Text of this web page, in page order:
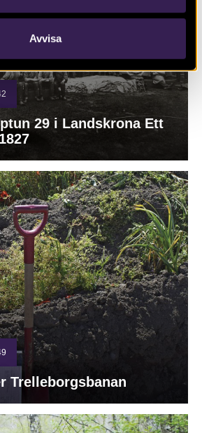
Avvisa
29 i Landskrona Ett
Trelleborgsbanan